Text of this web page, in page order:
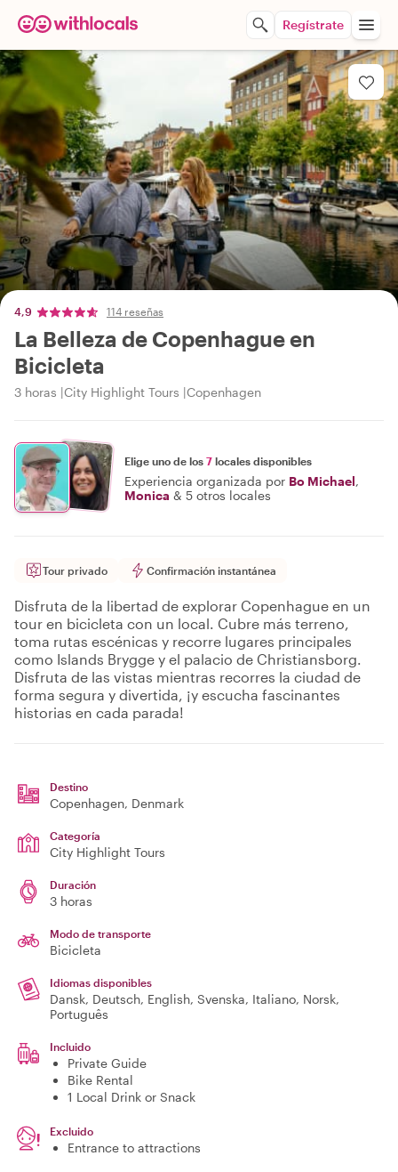
Regístrate
4,9 114 reseñas
La Belleza de Copenhague en
Bicicleta
3 horas City Highlight Tours Copenhagen
Elige uno de los 7 locales disponibles
Experiencia organizada por Bo Michael,
Monica & 5 otros locales
Tour privado Confirmación instantánea
Disfruta de la libertad de explorar Copenhague en un
tour en bicicleta con un local. Cubre más terreno,
toma rutas escénicas y recorre lugares principales
como Islands Brygge y el palacio de Christiansborg.
Disfruta de las vistas mientras recorres la ciudad de
forma segura y divertida, ¡y escucha fascinantes
historias en cada parada!
Destino
Copenhagen, Denmark
Categoría
City Highlight Tours
Duración
3 horas
Modo de transporte
Bicicleta
Idiomas disponibles
Dansk, Deutsch, English, Svenska, Italiano, Norsk,
Português
Incluido
Private Guide
Bike Rental
1 Local Drink or Snack
Excluido
Entrance to attractions